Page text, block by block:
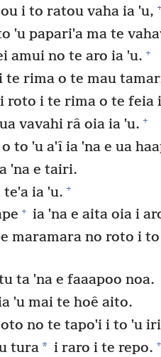
i to ratou vaha ia ˈu, +
ˈu papariˈa ma te
amui no te aro ia ˈu. +
te rima o te mau
i roto i te rima o te feia
vavahi râ oia ia ˈu. +
ˈu aˈî ia ˈna e ua
ˈna e tairi.
ia ˈu. +
+ ia ˈna e aita oia i
maramara no roto i to
ta ˈna e faaapoo noa.
ˈu mai te hoê aito.
no te tapoˈi i to ˈu
tura* i raro i te repo. +